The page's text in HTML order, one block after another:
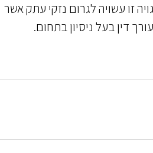
זו עשויה לגרום נזקי עתק אשר
דין בעל ניסיון בתחום.